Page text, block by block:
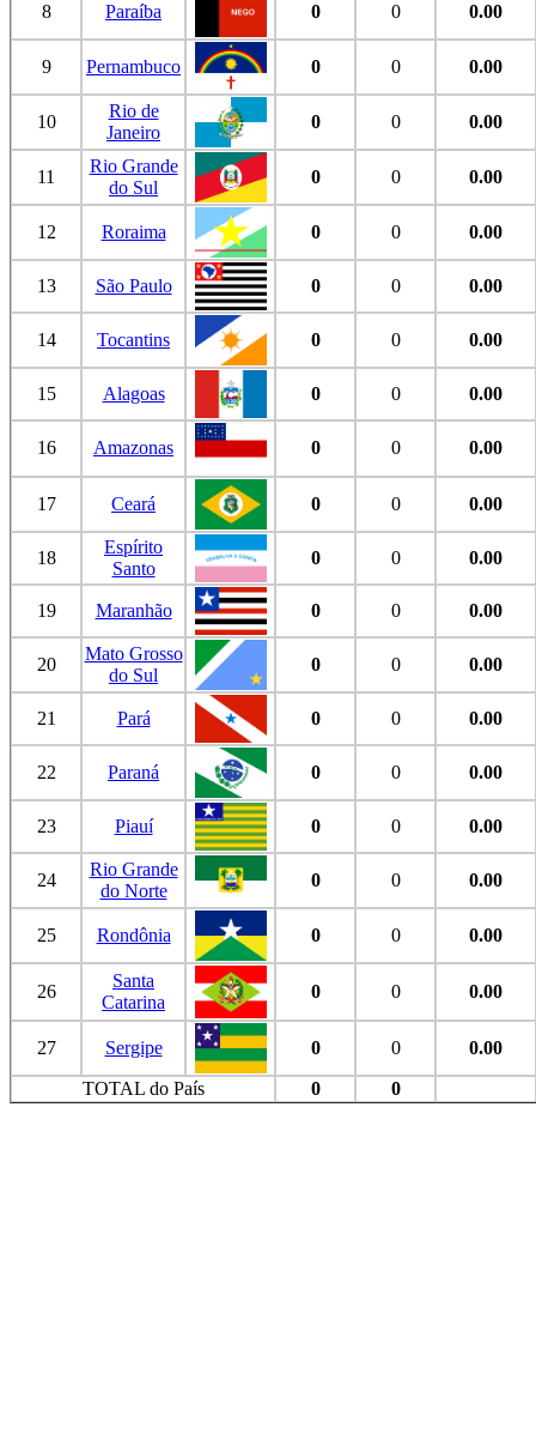
8 Paraíba 0 0 0.00
9 Pernambuco 0 0 0.00
10
Rio de
Janeiro
0 0 0.00
11
Rio Grande
do Sul
0 0 0.00
12 Roraima 0 0 0.00
13 São Paulo 0 0 0.00
14 Tocantins 0 0 0.00
15 Alagoas 0 0 0.00
16 Amazonas 0 0 0.00
17 Ceará 0 0 0.00
18
Espírito
Santo
0 0 0.00
19 Maranhão 0 0 0.00
20
Mato Grosso
do Sul
0 0 0.00
21 Pará 0 0 0.00
22 Paraná 0 0 0.00
23 Piauí 0 0 0.00
24
Rio Grande
do Norte
0 0 0.00
25 Rondônia 0 0 0.00
26
Santa
Catarina
0 0 0.00
27 Sergipe 0 0
0.00
TOTAL do País
0 0